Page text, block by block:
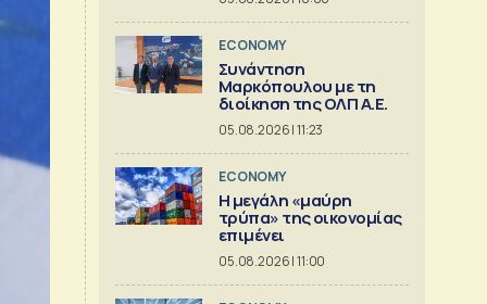
ECONOMY
Συνάντηση
Μαρκόπουλου με τη
διοίκηση της ΟΛΠ Α.Ε.
05.08.2026 | 11:23
ECONOMY
Η μεγάλη «μαύρη
τρύπα» της οικονομίας
επιμένει
05.08.2026 | 11:00